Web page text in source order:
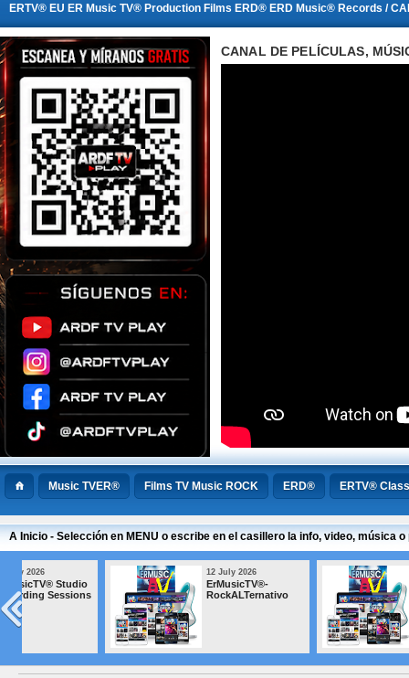
ERTV® EU ER Music TV® Production Films ERD® ERD Music® Records /
CANAL DE PELÍCULAS,
Music TVER® Films TV Music ROCK ERD® ERTV®
A Inicio - Selección en MENU o escribe en el casillero la info, video, música
12 July 2026
ErMusicTV® BLUES
12 July 2026
ErMusicTV®
Popular